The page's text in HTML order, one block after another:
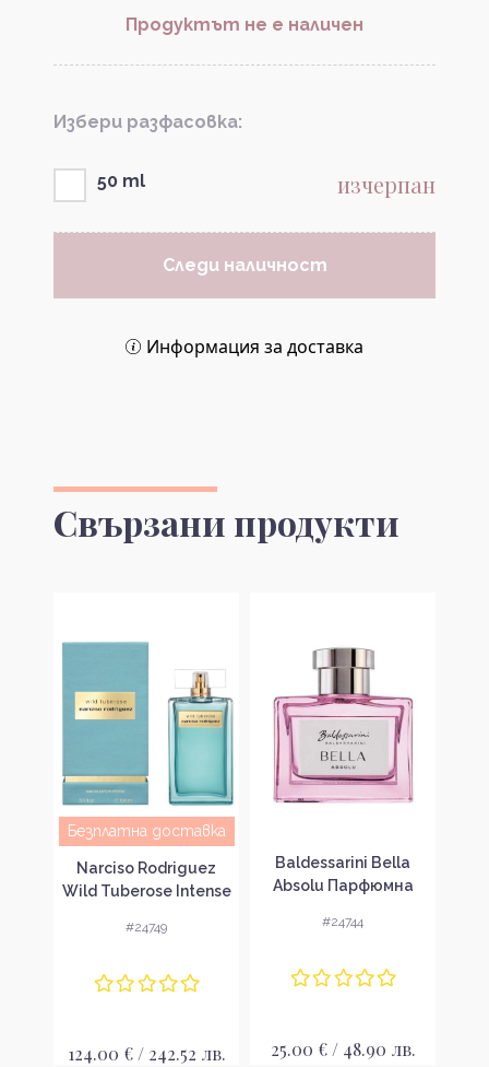
Продуктът не е наличен
Избери разфасовка:
50 ml изчерпан
Следи наличност
Информация за доставка
Свързани продукти
Безплатна доставка
Narciso Rodriguez
Wild Tuberose Intense
жени EDP
#24749
124.00 € / 242.52 лв.
Baldessarini Bella
Absolu Парфюмна
#24744
25.00 € / 48.90 лв.